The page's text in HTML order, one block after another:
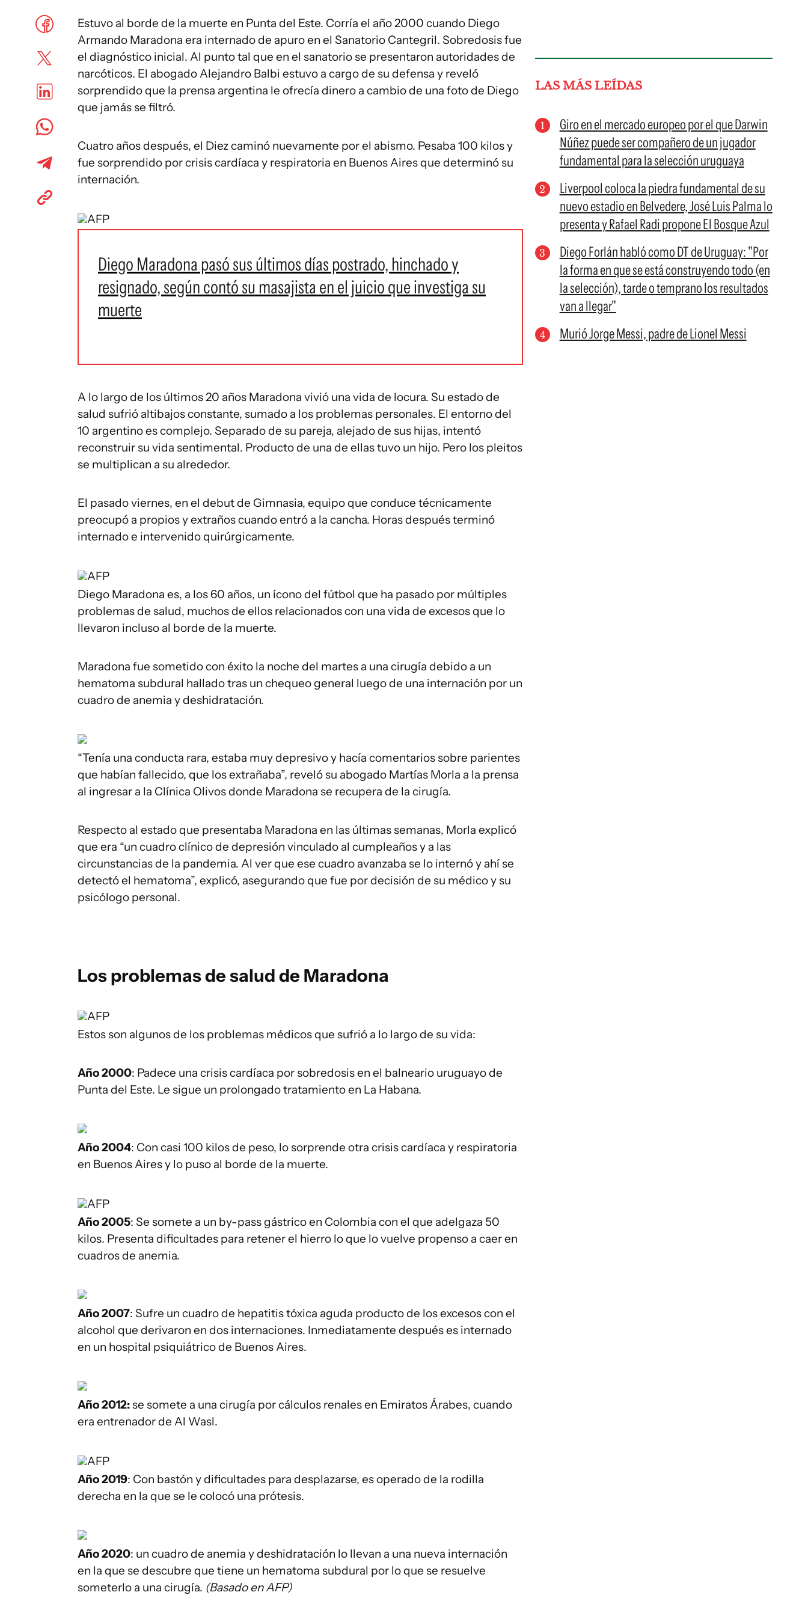
Estuvo al borde de la muerte en Punta del Este. Corría el año 2000 cuando Diego
Armando Maradona era internado de apuro en el Sanatorio Cantegril. Sobredosis fue
el diagnóstico inicial. Al punto tal que en el sanatorio se presentaron autoridades de
narcóticos. El abogado Alejandro Balbi estuvo a cargo de su defensa y reveló
sorprendido que la prensa argentina le ofrecía dinero a cambio de una foto de Diego
que jamás se filtró.
Cuatro años después, el Diez caminó nuevamente por el abismo. Pesaba 100 kilos y
fue sorprendido por crisis cardíaca y respiratoria en Buenos Aires que determinó su
internación.
AFP
Diego Maradona pasó sus últimos días postrado, hinchado y
resignado, según contó su masajista en el juicio que investiga su
muerte
A lo largo de los últimos 20 años Maradona vivió una vida de locura. Su estado de
salud sufrió altibajos constante, sumado a los problemas personales. El entorno del
10 argentino es complejo. Separado de su pareja, alejado de sus hijas, intentó
reconstruir su vida sentimental. Producto de una de ellas tuvo un hijo. Pero los pleitos
se multiplican a su alrededor.
El pasado viernes, en el debut de Gimnasia, equipo que conduce técnicamente
preocupó a propios y extraños cuando entró a la cancha. Horas después terminó
internado e intervenido quirúrgicamente.
AFP
Diego Maradona es, a los 60 años, un ícono del fútbol que ha pasado por múltiples
problemas de salud, muchos de ellos relacionados con una vida de excesos que lo
llevaron incluso al borde de la muerte.
Maradona fue sometido con éxito la noche del martes a una cirugía debido a un
hematoma subdural hallado tras un chequeo general luego de una internación por un
cuadro de anemia y deshidratación.
“Tenía una conducta rara, estaba muy depresivo y hacía comentarios sobre parientes
que habían fallecido, que los extrañaba”, reveló su abogado Martías Morla a la prensa
al ingresar a la Clínica Olivos donde Maradona se recupera de la cirugía.
Respecto al estado que presentaba Maradona en las últimas semanas, Morla explicó
que era “un cuadro clínico de depresión vinculado al cumpleaños y a las
circunstancias de la pandemia. Al ver que ese cuadro avanzaba se lo internó y ahí se
detectó el hematoma”, explicó, asegurando que fue por decisión de su médico y su
psicólogo personal.
Los problemas de salud de Maradona
AFP
Estos son algunos de los problemas médicos que sufrió a lo largo de su vida:
Año 2000: Padece una crisis cardíaca por sobredosis en el balneario uruguayo de
Punta del Este. Le sigue un prolongado tratamiento en La Habana.
Año 2004: Con casi 100 kilos de peso, lo sorprende otra crisis cardíaca y respiratoria
en Buenos Aires y lo puso al borde de la muerte.
AFP
Año 2005: Se somete a un by-pass gástrico en Colombia con el que adelgaza 50
kilos. Presenta dificultades para retener el hierro lo que lo vuelve propenso a caer en
cuadros de anemia.
Año 2007: Sufre un cuadro de hepatitis tóxica aguda producto de los excesos con el
alcohol que derivaron en dos internaciones. Inmediatamente después es internado
en un hospital psiquiátrico de Buenos Aires.
Año 2012:se somete a una cirugía por cálculos renales en Emiratos Árabes, cuando
era entrenador de Al Wasl.
AFP
Año 2019: Con bastón y dificultades para desplazarse, es operado de la rodilla
derecha en la que se le colocó una prótesis.
Año 2020: un cuadro de anemia y deshidratación lo llevan a una nueva internación
en la que se descubre que tiene un hematoma subdural por lo que se resuelve
someterlo a una cirugía. (Basado en AFP)
LAS MÁS LEÍDAS
Giro en el mercado europeo por el que Darwin
Núñez puede ser compañero de un jugador
fundamental para la selección uruguaya
Liverpool coloca la piedra fundamental de su
nuevo estadio en Belvedere, José Luis Palma lo
presenta y Rafael Radi propone El Bosque Azul
Diego Forlán habló como DT de Uruguay: "Por
la forma en que se está construyendo todo (en
la selección), tarde o temprano los resultados
van a llegar"
Murió Jorge Messi, padre de Lionel Messi